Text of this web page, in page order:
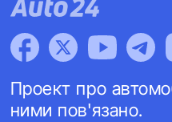
Проект про
ними пов'язано.